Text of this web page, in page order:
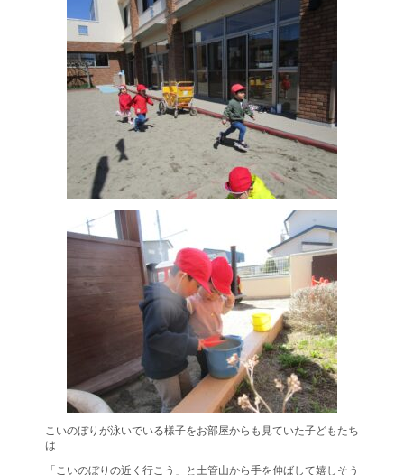
こいのぼりが泳いでいる様子をお部屋からも見ていた子どもたち
は
「こいのぼりの近く行こう」と土管山から手を伸ばして嬉しそう